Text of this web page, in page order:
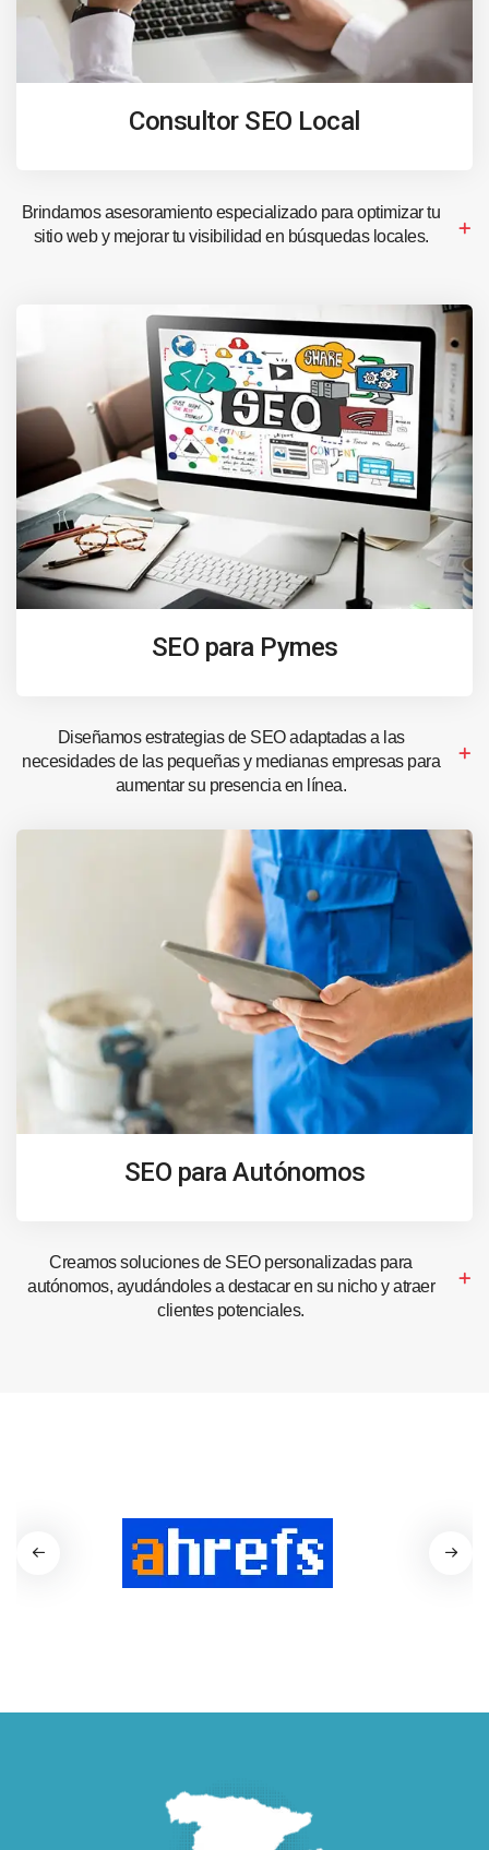
Consultor SEO Local
Brindamos asesoramiento especializado para optimizar tu
sitio web y mejorar tu visibilidad en búsquedas locales.
SEO para Pymes
Diseñamos estrategias de SEO adaptadas a las
necesidades de las pequeñas y medianas empresas para
aumentar su presencia en línea.
SEO para Autónomos
Creamos soluciones de SEO personalizadas para
autónomos, ayudándoles a destacar en su nicho y atraer
clientes potenciales.